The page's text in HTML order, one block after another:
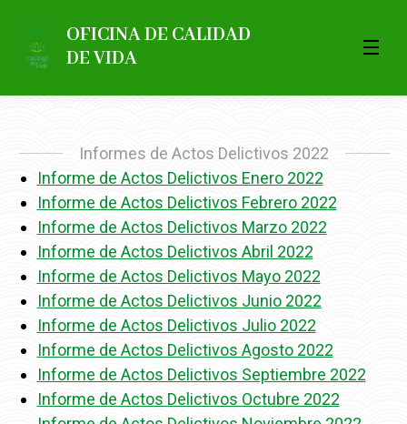
OFICINA DE CALIDAD
DE VIDA
Informes de Actos Delictivos 2022
Informe de Actos Delictivos Enero 2022
Informe de Actos Delictivos Febrero 2022
Informe de Actos Delictivos Marzo 2022
Informe de Actos Delictivos Abril 2022
Informe de Actos Delictivos Mayo 2022
Informe de Actos Delictivos Junio 2022
Informe de Actos Delictivos Julio 2022
Informe de Actos Delictivos Agosto 2022
Informe de Actos Delictivos Septiembre 2022
Informe de Actos Delictivos Octubre 2022